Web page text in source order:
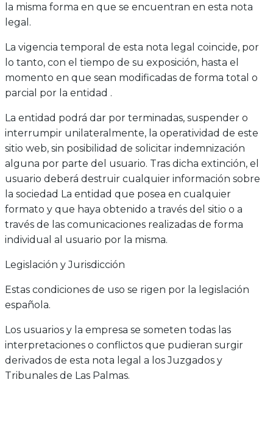
la misma forma en que se encuentran en esta nota
legal.
La vigencia temporal de esta nota legal coincide, por
lo tanto, con el tiempo de su exposición, hasta el
momento en que sean modificadas de forma total o
parcial por la entidad .
La entidad podrá dar por terminadas, suspender o
interrumpir unilateralmente, la operatividad de este
sitio web, sin posibilidad de solicitar indemnización
alguna por parte del usuario. Tras dicha extinción, el
usuario deberá destruir cualquier información sobre
la sociedad La entidad que posea en cualquier
formato y que haya obtenido a través del sitio o a
través de las comunicaciones realizadas de forma
individual al usuario por la misma.
Legislación y Jurisdicción
Estas condiciones de uso se rigen por la legislación
española.
Los usuarios y la empresa se someten todas las
interpretaciones o conflictos que pudieran surgir
derivados de esta nota legal a los Juzgados y
Tribunales de Las Palmas.